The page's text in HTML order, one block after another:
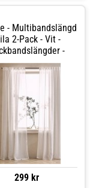
- Multibandslängd
2-Pack - Vit -
-
299 kr